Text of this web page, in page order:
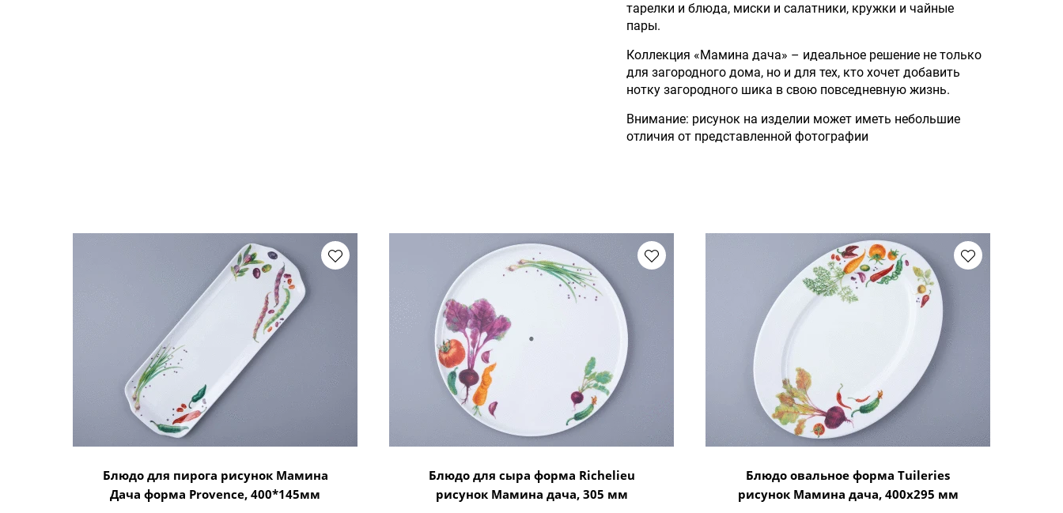
тарелки и блюда, миски и салатники, кружки и чайные
пары.
Коллекция «Мамина дача» – идеальное решение не только
для загородного дома, но и для тех, кто хочет добавить
нотку загородного шика в свою повседневную жизнь.
Внимание: рисунок на изделии может иметь небольшие
отличия от представленной фотографии
Блюдо для пирога рисунок Мамина
Дача форма Provence, 400*145мм
Блюдо для сыра форма Richelieu
рисунок Мамина дача, 305 мм
Блюдо овальное форма Tuileries
рисунок Мамина дача, 400х295 мм